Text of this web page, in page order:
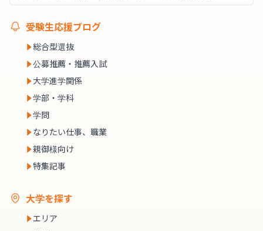
受験生応援ブログ
総合型選抜
公募推薦・推薦入試
大学進学関係
学部・学科
学問
なりたい仕事、職業
親御様向け
特集記事
大学を探す
エリア